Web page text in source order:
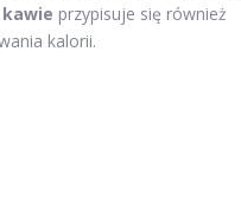
przypisuje się również
kalorii.